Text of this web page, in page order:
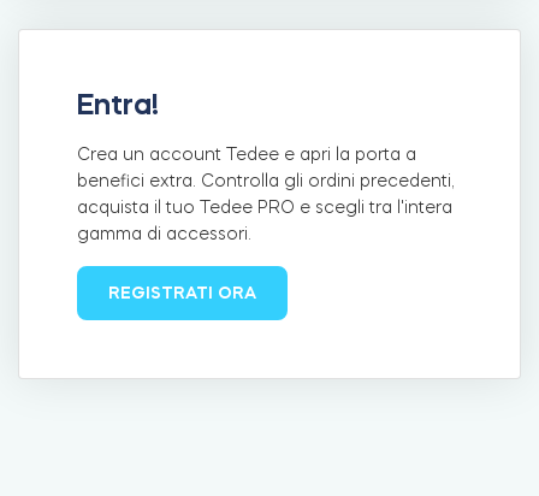
Door Sensor
Entra!
Crea un account Tedee e apri la porta a
benefici extra. Controlla gli ordini precedenti,
acquista il tuo Tedee PRO e scegli tra l'intera
gamma di accessori.
REGISTRATI ORA